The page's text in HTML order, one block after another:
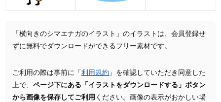
「横向きのシマエナガのイラスト」のイラストは、会員登録せ
ずに無料でダウンロードができるフリー素材です。
ご利用の際は事前に「 利用規約 」を確認していただき同意した
上で、 ページ下にある「イラストをダウンロードする」ボタン
から画像を保存してご利用 ください。画像の表示がおかしい場